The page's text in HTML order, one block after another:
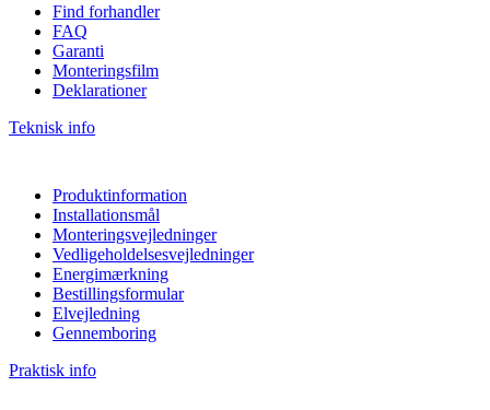
Find forhandler
FAQ
Garanti
Monteringsfilm
Deklarationer
Teknisk info
Produktinformation
Installationsmål
Monteringsvejledninger
Vedligeholdelsesvejledninger
Energimærkning
Bestillingsformular
Elvejledning
Gennemboring
Praktisk info